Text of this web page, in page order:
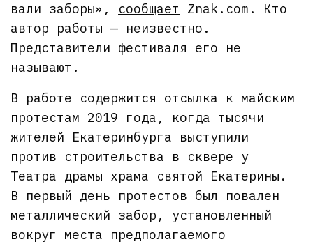
вали заборы», сообщает Znak.com. Кто
автор работы — неизвестно.
Представители фестиваля его не
называют.
В работе содержится отсылка к майским
протестам 2019 года, когда тысячи
жителей Екатеринбурга выступили
против строительства в сквере у
Театра драмы храма святой Екатерины.
В первый день протестов был повален
металлический забор, установленный
вокруг места предполагаемого